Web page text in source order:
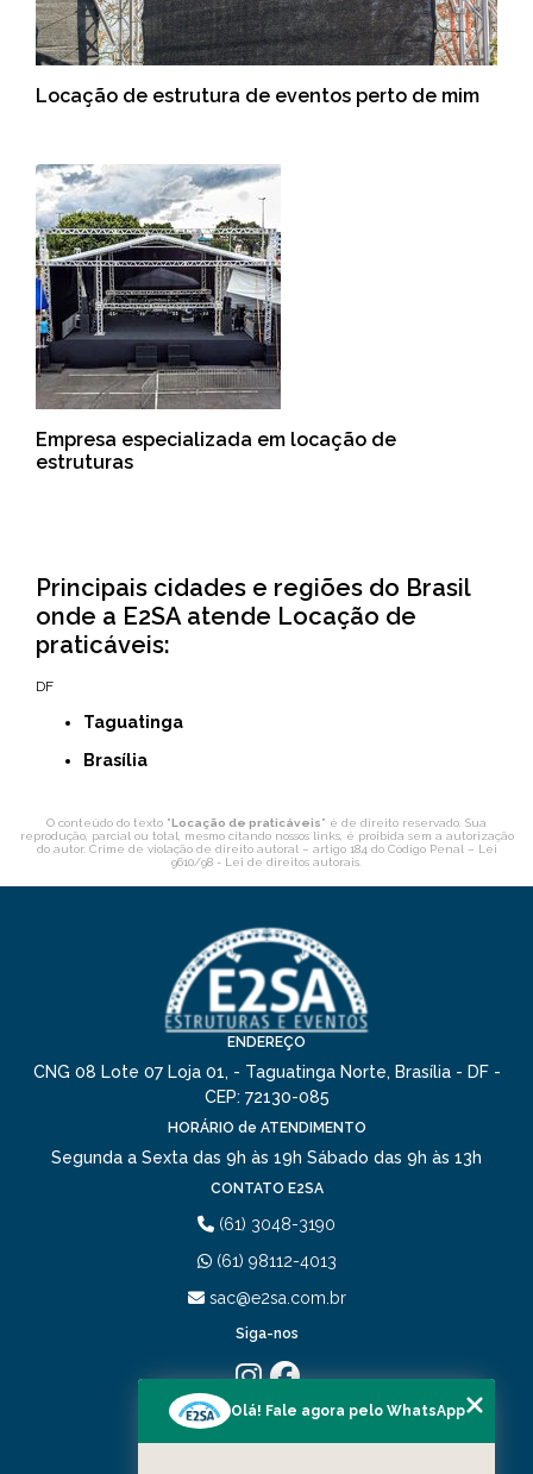
Locação de estrutura de eventos perto de mim
Empresa especializada em locação de
estruturas
Principais cidades e regiões do Brasil
onde a E2SA atende Locação de
praticáveis:
DF
Taguatinga
Brasília
O conteúdo do texto "Locação de praticáveis" é de direito reservado. Sua
reprodução, parcial ou total, mesmo citando nossos links, é proibida sem a autorização
do autor. Crime de violação de direito autoral – artigo 184 do Código Penal – Lei
9610/98 - Lei de direitos autorais
ENDEREÇO
CNG 08 Lote 07 Loja 01, - Taguatinga Norte, Brasília - DF -
CEP: 72130-085
HORÁRIO de ATENDIMENTO
Segunda a Sexta das 9h às 19h Sábado das 9h às 13h
CONTATO E2SA
(61) 3048-3190
(61) 98112-4013
sac@e2sa.com.br
Siga-nos
MENU
Olá! Fale agora pelo WhatsApp